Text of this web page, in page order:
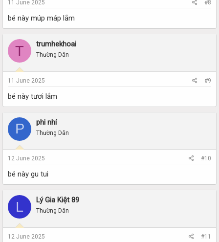
11 June 2025 #8
bé này múp máp lắm
T trumhekhoai
Thường Dân
11 June 2025 #9
bé này tươi lắm
P phi nhí
Thường Dân
12 June 2025 #10
bé này gu tui
L Lý Gia Kiệt 89
Thường Dân
12 June 2025 #11